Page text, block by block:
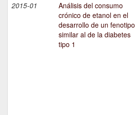
2015-01
Análisis del consumo
crónico de etanol en el
desarrollo de un fenotipo
similar al de la diabetes
tipo 1